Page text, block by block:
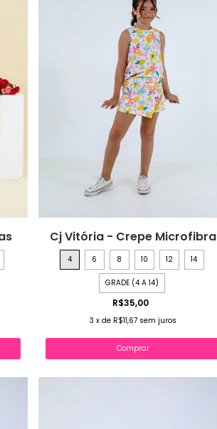
Cj Vitória - Crepe Microfibra
4 6 8 10 12 14
GRADE (4 A 14)
R$35,00
3 x de R$11,67 sem juros
Comprar